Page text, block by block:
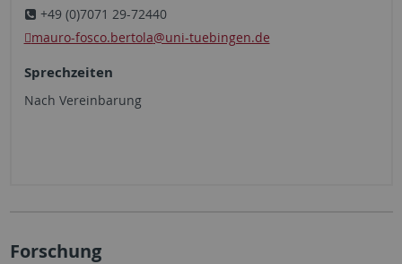
+49 (0)7071 29-72440
mauro-fosco.bertola@uni-tuebingen.de
Sprechzeiten
Nach Vereinbarung
Forschung